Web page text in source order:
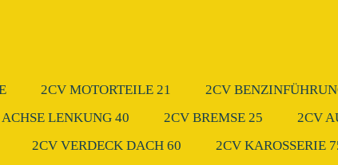
2CV MOTORTEILE 21
2CV
LENKUNG 40 2CV BREMSE 25
2CV
2CV VERDECK DACH 60
2CV KAROSSERIE